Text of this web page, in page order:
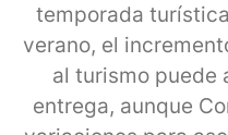
temporada
verano, el
al turismo puede
entrega, aunque